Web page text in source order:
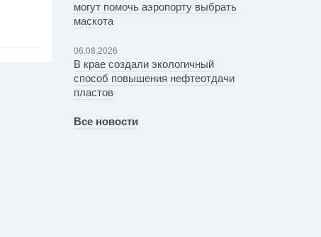
могут помочь аэропорту выбрать
маскота
06.08.2026
В крае создали экологичный
способ повышения нефтеотдачи
пластов
Все новости